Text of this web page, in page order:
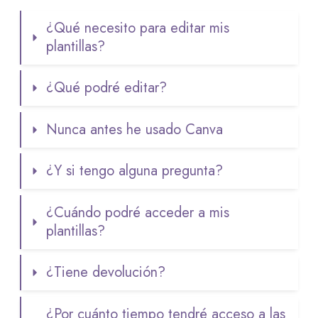
¿Qué necesito para editar mis
plantillas?
¿Qué podré editar?
Nunca antes he usado Canva
¿Y si tengo alguna pregunta?
¿Cuándo podré acceder a mis
plantillas?
¿Tiene devolución?
¿Por cuánto tiempo tendré acceso a las